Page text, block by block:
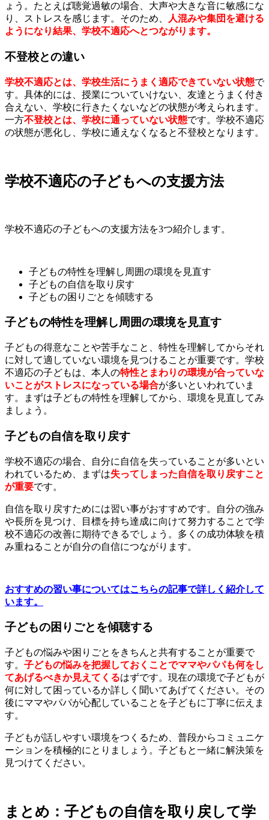
ょう。たとえば聴覚過敏の場合、大声や大きな音に敏感にな
り、ストレスを感じます。そのため、
人混みや集団を避ける
ようになり結果、学校不適応へとつながります。
不登校との違い
学校不適応とは、学校生活にうまく適応できていない状態で
す。具体的には、授業についていけない、友達とうまく付き
合えない、学校に行きたくないなどの状態が考えられます。
一方不登校とは、学校に通っていない状態です。学校不適応
の状態が悪化し、学校に通えなくなると不登校となります。
学校不適応の子どもへの支援方法
学校不適応の子どもへの支援方法を3つ紹介します。
子どもの特性を理解し周囲の環境を見直す
子どもの自信を取り戻す
子どもの困りごとを傾聴する
子どもの特性を理解し周囲の環境を見直す
子どもの得意なことや苦手なこと、特性を理解してからそれ
に対して適していない環境を見つけることが重要です。学校
不適応の子どもは、本人の特性とまわりの環境が合っていな
いことがストレスになっている場合が多いといわれていま
す。
まずは子どもの特性を理解してから、環境を見直してみ
ましょう。
子どもの自信を取り戻す
学校不適応の場合、自分に自信を失っていることが多いとい
われているため、まずは失ってしまった自信を取り戻すこと
が重要です。
自信を取り戻すためには習い事がおすすめです。自分の強み
や長所を見つけ、目標を持ち達成に向けて努力することで学
校不適応の改善に期待できるでしょう。多くの成功体験を積
み重ねることが自分の自信につながります。
おすすめの習い事についてはこちらの記事で詳しく紹介して
います。
子どもの困りごとを傾聴する
子どもの悩みや困りごとをきちんと共有することが重要で
す。 子どもの悩みを把握しておくことでママやパパも何をし
てあげるべきか見えてくるはずです。現在の環境で子どもが
何に対して困っているか詳しく聞いてあげてください。その
後にママやパパが心配していることを子どもに丁寧に伝えま
す。
子どもが話しやすい環境をつくるため、普段からコミュニケ
ーションを積極的にとりましょう。子どもと一緒に解決策を
見つけてください。
まとめ：子どもの自信を取り戻して学